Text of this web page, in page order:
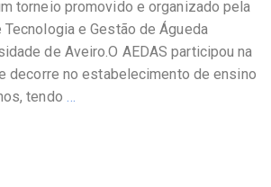
torneio promovido e organizado pela
Tecnologia e Gestão de Águeda
de Aveiro.O AEDAS participou na
decorre no estabelecimento de ensino
tendo …